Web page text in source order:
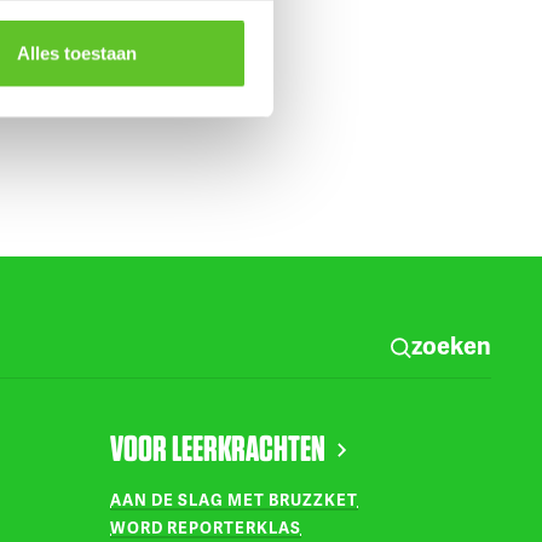
Alles toestaan
zoeken
VOOR LEERKRACHTEN
AAN DE SLAG MET BRUZZKET
WORD REPORTERKLAS